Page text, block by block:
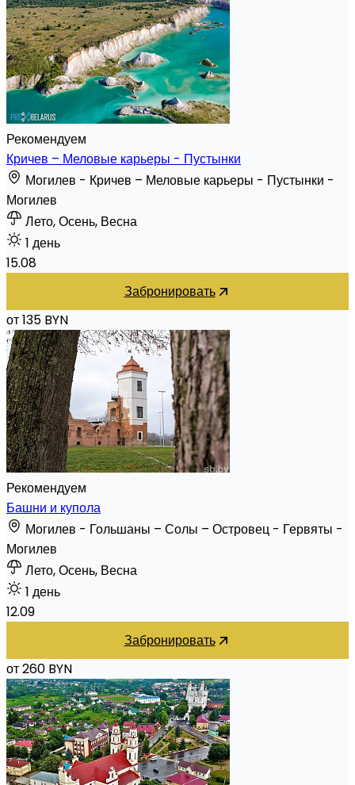
Рекомендуем
Кричев – Меловые карьеры - Пустынки
Могилев - Кричев – Меловые карьеры - Пустынки -
Могилев
Лето, Осень, Весна
1 день
15.08
Забронировать
от 135 BYN
Рекомендуем
Башни и купола
Могилев - Гольшаны – Солы – Островец - Гервяты -
Могилев
Лето, Осень, Весна
1 день
12.09
Забронировать
от 260 BYN